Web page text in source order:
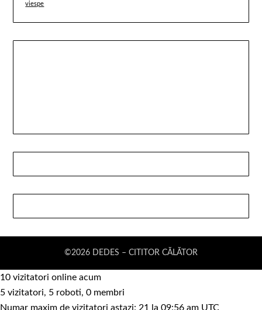
viespe
©2026 DEDES – CITITOR CĂLĂTOR
10 vizitatori online acum
5 vizitatori, 5 roboti, 0 membri
Numar maxim de vizitatori astazi: 21 la 09:56 am UTC